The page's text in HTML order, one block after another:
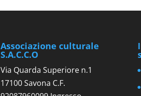
Associazione culturale
S.A.C.C.O
Via Quarda Superiore n.1
17100 Savona C.F.